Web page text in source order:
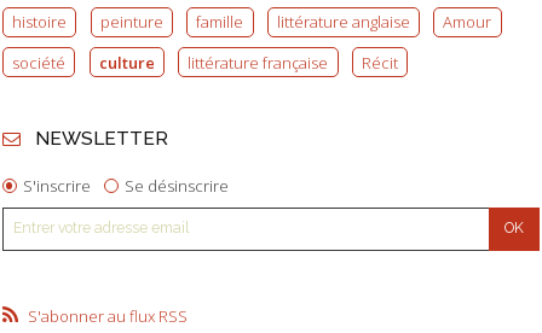
histoire
peinture famille littérature anglaise
Amour
société
culture littérature française Récit
NEWSLETTER
S'inscrire Se désinscrire
S'abonner au flux RSS